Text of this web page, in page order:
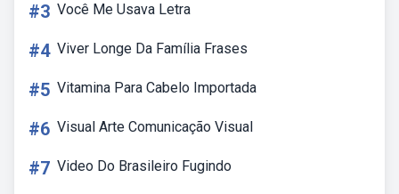
#3 Você Me Usava Letra
#4 Viver Longe Da Família Frases
#5 Vitamina Para Cabelo Importada
#6 Visual Arte Comunicação Visual
#7 Video Do Brasileiro Fugindo